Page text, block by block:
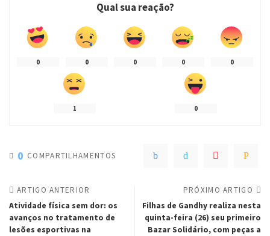
Qual sua reação?
0 0 0 0 0
1 0
0 COMPARTILHAMENTOS
ARTIGO ANTERIOR
Atividade física sem dor: os
avanços no tratamento de
lesões esportivas na
PRÓXIMO ARTIGO
Filhas de Gandhy realiza nesta
quinta-feira (26) seu primeiro
Bazar Solidário, com peças a